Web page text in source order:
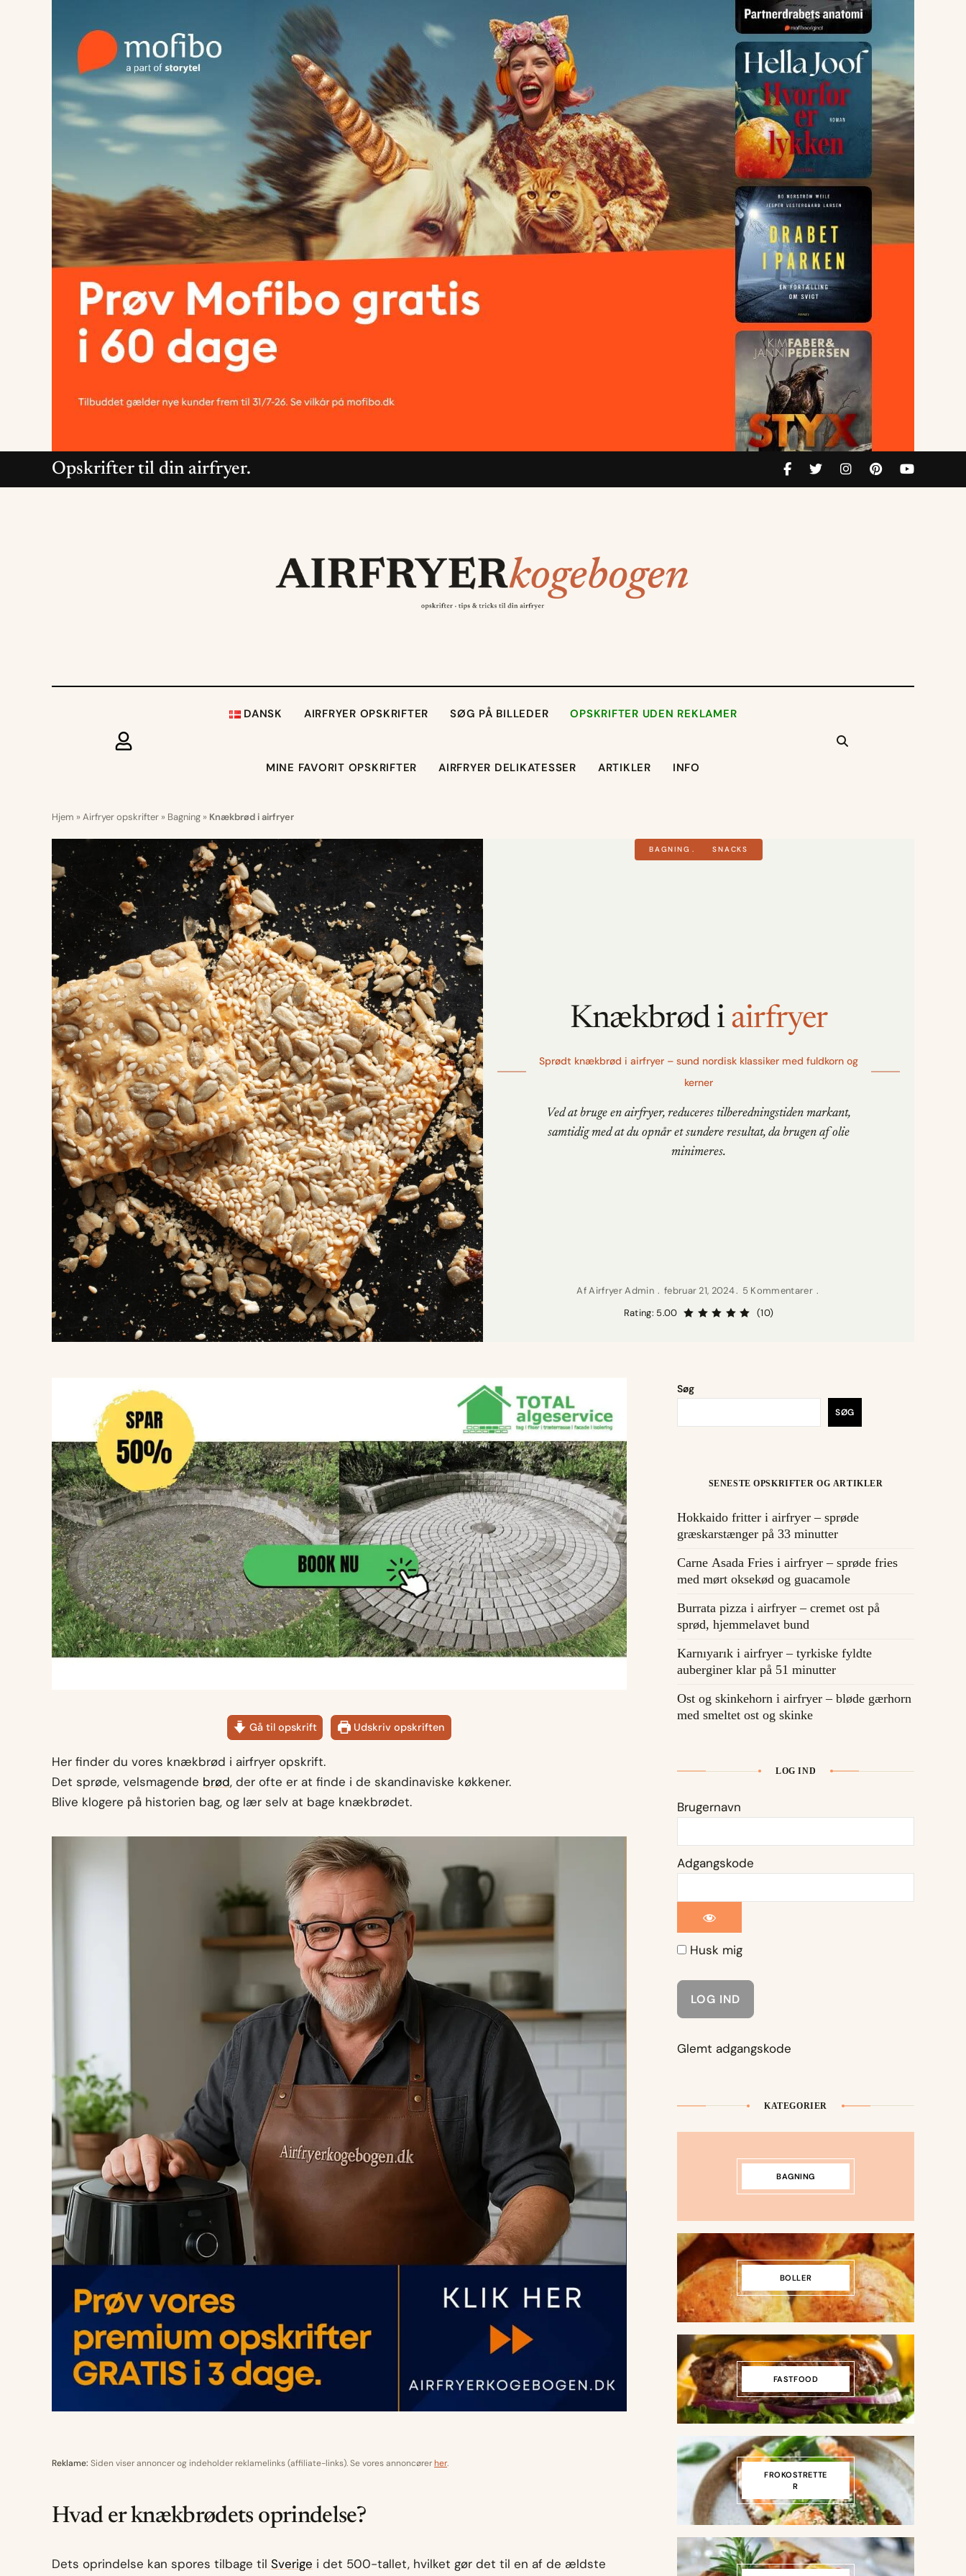
Opskrifter til din airfryer.
DANSK AIRFRYER OPSKRIFTER SØG PÅ BILLEDER OPSKRIFTER UDEN REKLAMER
MINE FAVORIT OPSKRIFTER AIRFRYER DELIKATESSER ARTIKLER INFO
Hjem » Airfryer opskrifter » Bagning » Knækbrød i airfryer
BAGNING SNACKS
Knækbrød i airfryer
Sprødt knækbrød i airfryer – sund nordisk klassiker med fuldkorn og
kerner
Ved at bruge en airfryer, reduceres tilberedningstiden markant,
samtidig med at du opnår et sundere resultat, da brugen af olie
minimeres.
AfAirfryer Admin februar 21, 2024
5 Kommentarer
Rating: 5.00
(10)
Gå til opskrift Udskriv opskriften
Her finder du vores knækbrød i airfryer opskrift.
Det sprøde, velsmagende brød, der ofte er at finde i de skandinaviske køkkener.
Blive klogere på historien bag, og lær selv at bage knækbrødet.
Reklame: Siden viser annoncer og indeholder reklamelinks (affiliate-links). Se vores annoncørerher.
Hvad er knækbrødets oprindelse?
Dets oprindelse kan spores tilbage til Sverige i det 500-tallet, hvilket gør det til en af de ældste
Søg
SØG
SENESTE OPSKRIFTER OG ARTIKLER
Hokkaido fritter i airfryer – sprøde
græskarstænger på 33 minutter
Carne Asada Fries i airfryer – sprøde fries
med mørt oksekød og guacamole
Burrata pizza i airfryer – cremet ost på
sprød, hjemmelavet bund
Karnıyarık i airfryer – tyrkiske fyldte
auberginer klar på 51 minutter
Ost og skinkehorn i airfryer – bløde gærhorn
med smeltet ost og skinke
LOG IND
Brugernavn
Adgangskode
Husk mig
Glemt adgangskode
KATEGORIER
BAGNING
BOLLER
FASTFOOD
FROKOSTRETTE
R